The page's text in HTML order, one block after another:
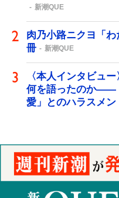
新潮QUE
肉乃小路ニクヨ「
冊
新潮QUE
〈本人インタビュ
何を語ったのか――
愛」とのハラスメン